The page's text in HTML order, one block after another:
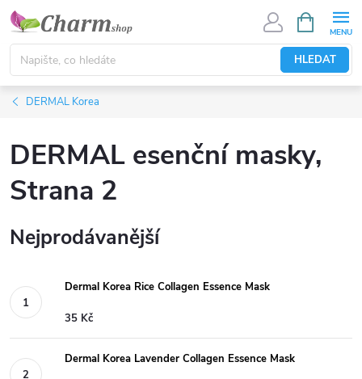
Přejít
obsah
HLEDAT
NÁKUPNÍ
KOŠÍK
DERMAL Korea
DERMAL esenční masky,
Strana 2
Nejprodávanější
Dermal Korea Rice Collagen Essence Mask
35 Kč
Dermal Korea Lavender Collagen Essence Mask